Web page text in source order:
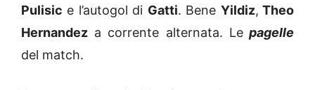
Pulisic e l’autogol di Gatti. Bene Yildiz, Theo
Hernandez a corrente alternata. Lepagelle
del match.